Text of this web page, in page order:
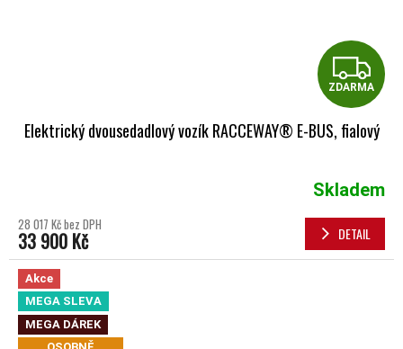
ZDARMA
Elektrický dvousedadlový vozík RACCEWAY® E-BUS, fialový
Skladem
28 017 Kč bez DPH
33 900 Kč DETAIL
Akce
MEGA SLEVA
MEGA DÁREK